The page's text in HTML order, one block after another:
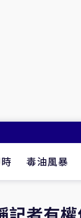
毒油風暴